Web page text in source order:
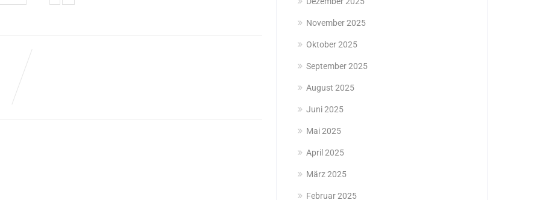
November 2025
Oktober 2025
September 2025
August 2025
Juni 2025
Mai 2025
April 2025
März 2025
Februar 2025